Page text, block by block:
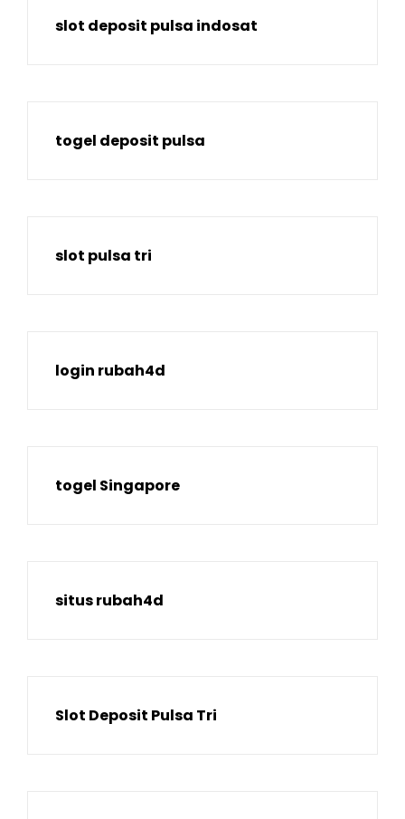
slot deposit pulsa indosat
togel deposit pulsa
slot pulsa tri
login rubah4d
togel Singapore
situs rubah4d
Slot Deposit Pulsa Tri